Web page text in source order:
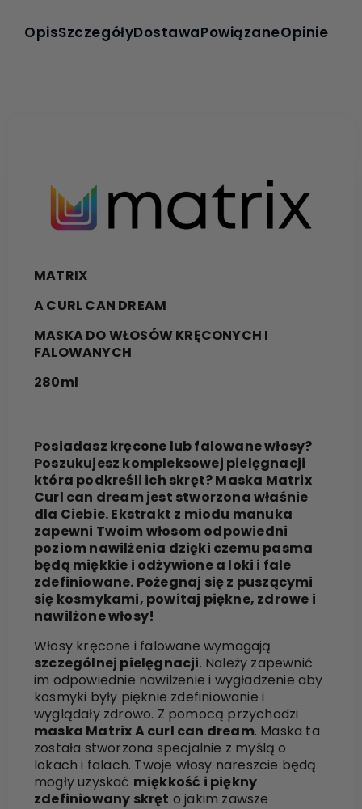
OpisSzczegółyDostawaPowiązaneOpinie
MATRIX
A CURL CAN DREAM
MASKA DO WŁOSÓW KRĘCONYCH I
FALOWANYCH
280ml
Posiadasz kręcone lub falowane włosy?
Poszukujesz kompleksowej pielęgnacji
która podkreśli ich skręt? Maska Matrix
Curl can dream jest stworzona właśnie
dla Ciebie. Ekstrakt z miodu manuka
zapewni Twoim włosom odpowiedni
poziom nawilżenia dzięki czemu pasma
będą miękkie i odżywione a loki i fale
zdefiniowane. Pożegnaj się z puszącymi
się kosmykami, powitaj piękne, zdrowe i
nawilżone włosy!
Włosy kręcone i falowane wymagają
szczególnej pielęgnacji. Należy zapewnić
im odpowiednie nawilżenie i wygładzenie aby
kosmyki były pięknie zdefiniowanie i
wyglądały zdrowo. Z pomocą przychodzi
maska Matrix A curl can dream. Maska ta
została stworzona specjalnie z myślą o
lokach i falach. Twoje włosy nareszcie będą
mogły uzyskać miękkość i piękny
zdefiniowany skręt o jakim zawsze